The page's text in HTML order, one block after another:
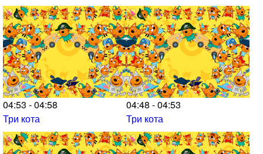
04:53 - 04:58
Три кота
04:48 - 04:53
Три кота